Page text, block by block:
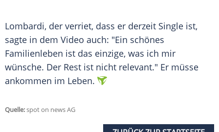
Lombardi, der verriet, dass er derzeit Single ist,
sagte in dem Video auch: "Ein schönes
Familienleben ist das einzige, was ich mir
wünsche. Der Rest ist nicht relevant." Er müsse
ankommen im Leben.
Quelle:spot on news AG